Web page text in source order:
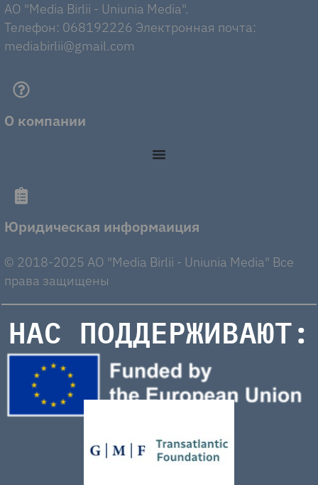
AO "Media Birlii - Uniunia Media".
Телефон: 068192226 Электронная почта:
mediabirlii@gmail.com
О компании
Юридическая информаиция
© 2018-2025 AO "Media Birlii - Uniunia Media" Все
права защищены
НАС ПОДДЕРЖИВАЮТ: